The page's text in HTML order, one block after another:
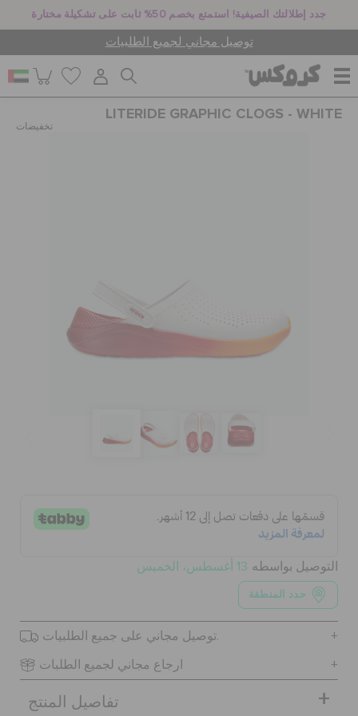
جدد إطلالتك الصيفية! استمتع بخصم 50% ثابت على تشكيلة مختارة
توصيل مجاني لجميع الطلبيات
كروكس لمكان العمل
مميز
تسجيل الدخول / اشتراك
تحديد موقع المتجر
LITERIDE GRAPHIC CLOGS - WHITE
تخفيضات
التوصيل بواسطه 13 أغسطس، الخميس
حدد المنطقة
توصيل مجاني على جميع الطلبيات.
ارجاع مجاني لجميع الطلبات
تفاصيل المنتج